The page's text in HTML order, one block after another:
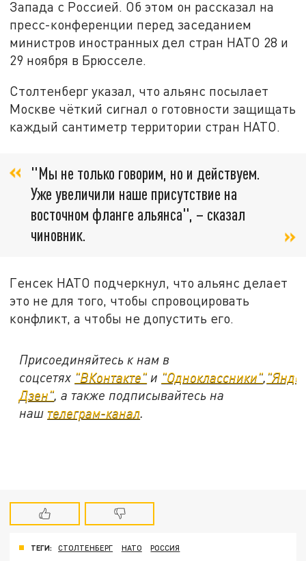
Запада с Россией. Об этом он рассказал на
пресс-конференции перед заседанием
министров иностранных дел стран НАТО 28 и
29 ноября в Брюсселе.
Столтенберг указал, что альянс посылает
Москве чёткий сигнал о готовности защищать
каждый сантиметр территории стран НАТО.
"Мы не только говорим, но и действуем.
Уже увеличили наше присутствие на
восточном фланге альянса", – сказал
чиновник.
Генсек НАТО подчеркнул, что альянс делает
это не для того, чтобы спровоцировать
конфликт, а чтобы не допустить его.
Присоединяйтесь к нам в
соцсетях "ВКонтакте" и "Одноклассники",
Дзен", а также подписывайтесь на
наш телеграм-канал.
ТЕГИ: СТОЛТЕНБЕРГ НАТО РОССИЯ